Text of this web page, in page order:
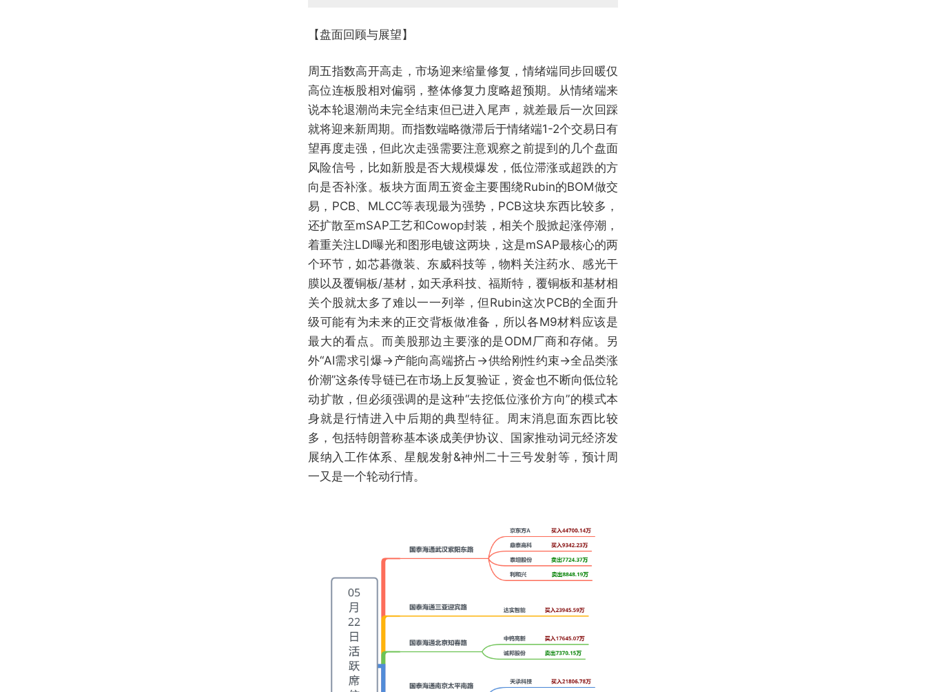
【盘面回顾与展望】
周五指数高开高走，市场迎来缩量修复，情绪端同步回暖仅
高位连板股相对偏弱，整体修复力度略超预期。从情绪端来
说本轮退潮尚未完全结束但已进入尾声，就差最后一次回踩
就将迎来新周期。而指数端略微滞后于情绪端1-2个交易日有
望再度走强，但此次走强需要注意观察之前提到的几个盘面
风险信号，比如新股是否大规模爆发，低位滞涨或超跌的方
向是否补涨。板块方面周五资金主要围绕Rubin的BOM做交
易，PCB、MLCC等表现最为强势，PCB这块东西比较多，
还扩散至mSAP工艺和Cowop封装，相关个股掀起涨停潮，
着重关注LDI曝光和图形电镀这两块，这是mSAP最核心的两
个环节，如芯碁微装、东威科技等，物料关注药水、感光干
膜以及覆铜板/基材，如天承科技、福斯特，覆铜板和基材相
关个股就太多了难以一一列举，但Rubin这次PCB的全面升
级可能有为未来的正交背板做准备，所以各M9材料应该是
最大的看点。而美股那边主要涨的是ODM厂商和存储。另
外“AI需求引爆→产能向高端挤占→供给刚性约束→全品类涨
价潮”这条传导链已在市场上反复验证，资金也不断向低位轮
动扩散，但必须强调的是这种“去挖低位涨价方向”的模式本
身就是行情进入中后期的典型特征。周末消息面东西比较
多，包括特朗普称基本谈成美伊协议、国家推动词元经济发
展纳入工作体系、星舰发射&神州二十三号发射等，预计周
一又是一个轮动行情。